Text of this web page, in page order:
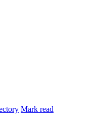
Mark read